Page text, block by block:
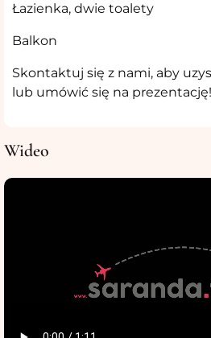
Łazienka, dwie toalety
Balkon
Skontaktuj się z nami, aby
lub umówić się na prezentację!
Wideo